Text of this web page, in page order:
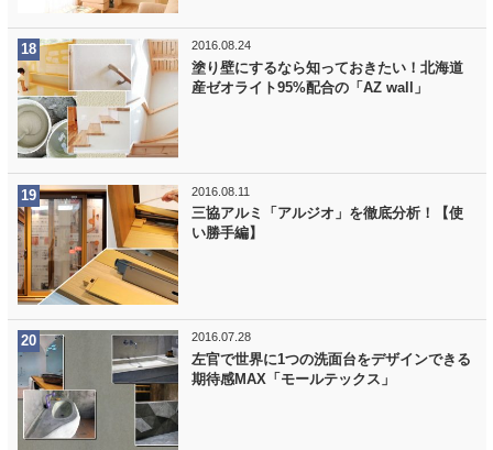
2016.08.24
塗り壁にするなら知っておきたい！北海道
産ゼオライト95%配合の「AZ wall」
2016.08.11
三協アルミ「アルジオ」を徹底分析！【使
い勝手編】
2016.07.28
左官で世界に1つの洗面台をデザインできる
期待感MAX「モールテックス」